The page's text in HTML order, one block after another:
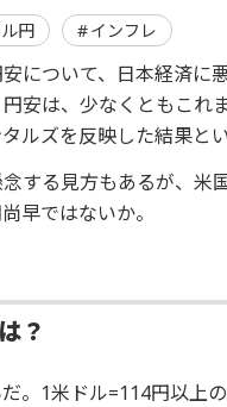
ル円 インフレ
について、日本経済に
安は、少なくともこれ
ルズを反映した結果と
する見方もあるが、米
早ではないか。
？
。1米ドル=114円以上